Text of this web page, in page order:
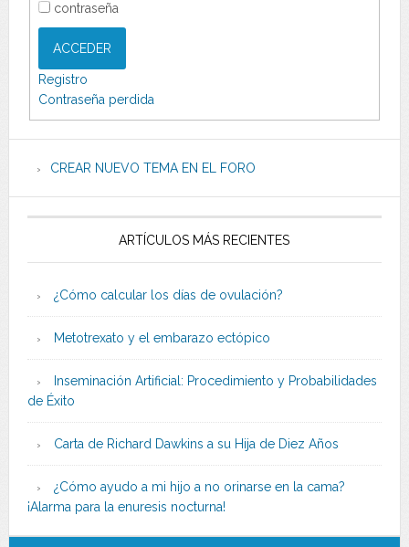
contraseña
ACCEDER
Registro
Contraseña perdida
CREAR NUEVO TEMA EN EL FORO
ARTÍCULOS MÁS RECIENTES
¿Cómo calcular los días de ovulación?
Metotrexato y el embarazo ectópico
Inseminación Artificial: Procedimiento y Probabilidades
de Éxito
Carta de Richard Dawkins a su Hija de Diez Años
¿Cómo ayudo a mi hijo a no orinarse en la cama?
¡Alarma para la enuresis nocturna!